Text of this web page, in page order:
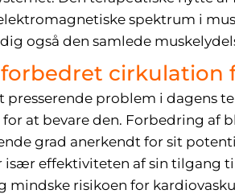
spektrum i
også den samlede
cirkulation
presserende problem i dagens
at bevare den. Forbedring af
grad anerkendt for sit
især effektiviteten af sin tilgang
mindske risikoen for